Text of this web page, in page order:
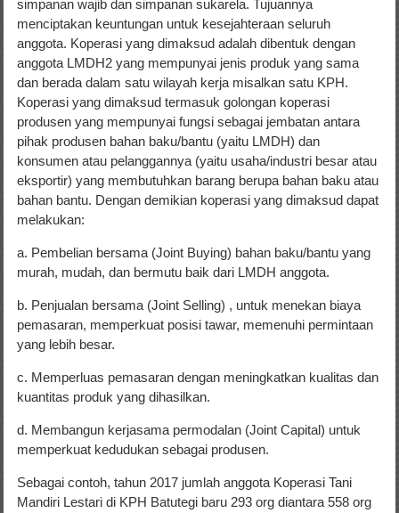
simpanan wajib dan simpanan sukarela. Tujuannya
menciptakan keuntungan untuk kesejahteraan seluruh
anggota. Koperasi yang dimaksud adalah dibentuk dengan
anggota LMDH2 yang mempunyai jenis produk yang sama
dan berada dalam satu wilayah kerja misalkan satu KPH.
Koperasi yang dimaksud termasuk golongan koperasi
produsen yang mempunyai fungsi sebagai jembatan antara
pihak produsen bahan baku/bantu (yaitu LMDH) dan
konsumen atau pelanggannya (yaitu usaha/industri besar atau
eksportir) yang membutuhkan barang berupa bahan baku atau
bahan bantu. Dengan demikian koperasi yang dimaksud dapat
melakukan:
a. Pembelian bersama (Joint Buying) bahan baku/bantu yang
murah, mudah, dan bermutu baik dari LMDH anggota.
b. Penjualan bersama (Joint Selling) , untuk menekan biaya
pemasaran, memperkuat posisi tawar, memenuhi permintaan
yang lebih besar.
c. Memperluas pemasaran dengan meningkatkan kualitas dan
kuantitas produk yang dihasilkan.
d. Membangun kerjasama permodalan (Joint Capital) untuk
memperkuat kedudukan sebagai produsen.
Sebagai contoh, tahun 2017 jumlah anggota Koperasi Tani
Mandiri Lestari di KPH Batutegi baru 293 org diantara 558 org